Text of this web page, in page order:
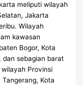
meliputi wilayah
Jakarta
Wilayah
kawasan
Bogor, Kota
dan sebagian barat
Provinsi
Kota